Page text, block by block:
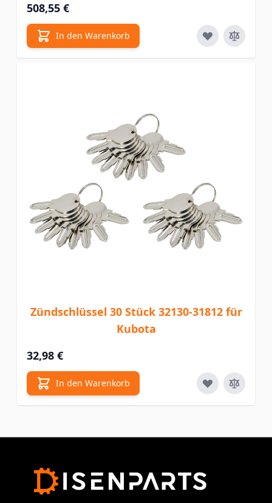
508,55 €
In den Warenkorb
Zündschlüssel 30 Stück 32130-31812 für
Kubota
32,98 €
In den Warenkorb